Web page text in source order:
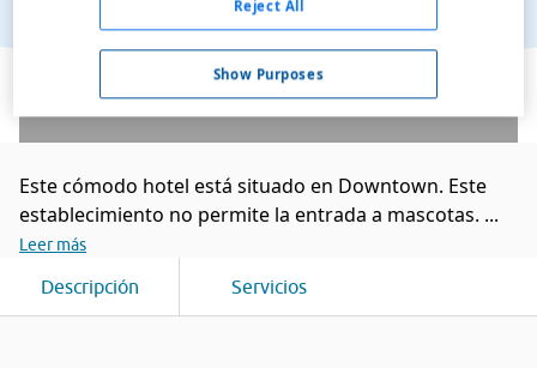
Ver en el mapa
Este cómodo hotel está situado en Downtown. Este
establecimiento no permite la entrada a mascotas. ...
Leer más
Descripción Servicios
Show Purposes
Reject All